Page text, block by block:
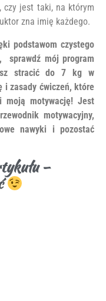
czy jest taki, na którym
zna imię każdego.
podstawom czystego
sprawdź mój program
stracić do 7 kg w
i zasady ćwiczeń, które
moją motywację! Jest
motywacyjny,
nawyki i pozostać
–